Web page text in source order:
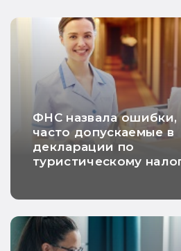
ФНС назвала ошибки,
часто допускаемые в
декларации по
туристическому